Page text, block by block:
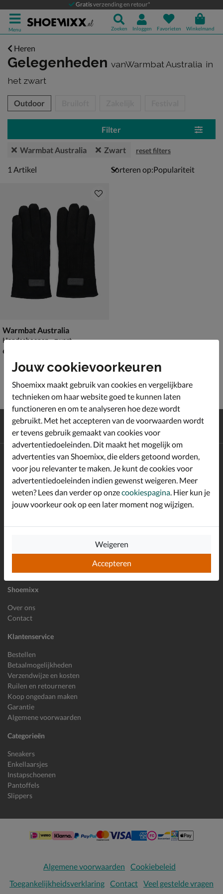
Gratisverzending en retour*
Menu Zoeken Inloggen Favorieten Winkelmand
Heren
Gelegenheden vanWarmbat Australia in
het zwart
over
Outdoor
Filter
Warmbat Australia Zwart reset filters
1 artikel
1 Artikel Sorteren op:
Warmbat Australia
Handschoenen - zwart
€ 69,99
69
Gratisverzending en retour*
Achterafbetalen
Shoemixx
Over ons
Contact
Klantenservice
Bestellen
Betaalmogelijkheden
Verzendwijze en kosten
Ruilen en retourneren
Koop ongedaan maken
Garantie
Algemene voorwaarden
Categorieën
Sneakers
Enkellaarsjes
Instapschoenen
Pantoffels
Slippers
Altijd op de hoogte zijn?
Schrijf je in voor de Shoemixx nieuwsbrief en ontvang €10,-
welkomstkorting!
Inschrijven
Algemene voorwaarden
Cookiebeleid
Toegankelijkheidsverklaring Contact Veel gestelde vragen
Jouw cookievoorkeuren
Shoemixx maakt gebruik van cookies en vergelijkbare
technieken om haar website goed te kunnen laten
functioneren en om te analyseren hoe deze wordt
gebruikt. Met het accepteren van de voorwaarden wordt
er tevens gebruik gemaakt van cookies voor
advertentiedoeleinden. Dit maakt het mogelijk om
advertenties van Shoemixx, die elders getoond worden,
voor jou relevanter te maken. Je kunt de cookies voor
advertentiedoeleinden indien gewenst weigeren. Meer
weten? Lees dan verder op onzecookiespagina. Hier kun je
jouw voorkeur ook op een later moment nog wijzigen.
Accepteren
Weigeren